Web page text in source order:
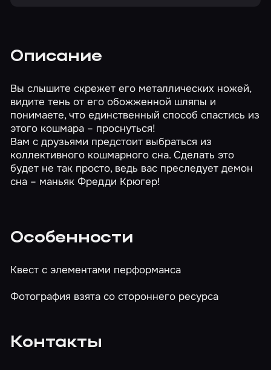
Описание
Вы слышите скрежет его металлических ножей,
видите тень от его обожженной шляпы и
понимаете, что единственный способ спастись из
этого кошмара – проснуться!
Вам с друзьями предстоит выбраться из
коллективного кошмарного сна. Сделать это
будет не так просто, ведь вас преследует демон
сна – маньяк Фредди Крюгер!
Особенности
Квест с элементами перформанса
Фотография взята со стороннего ресурса
Контакты